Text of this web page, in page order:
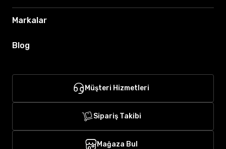
Markalar
Blog
Müşteri Hizmetleri
Sipariş Takibi
Mağaza Bul